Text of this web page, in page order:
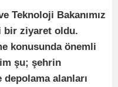
Teknoloji Bakanımız
bir ziyaret oldu.
konusunda önemli
şu; şehrin
alanları